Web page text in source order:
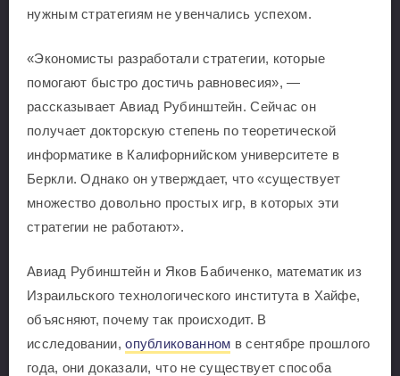
нужным стратегиям не увенчались успехом.
«Экономисты разработали стратегии, которые
помогают быстро достичь равновесия», —
рассказывает Авиад Рубинштейн. Сейчас он
получает докторскую степень по теоретической
информатике в Калифорнийском университете в
Беркли. Однако он утверждает, что «существует
множество довольно простых игр, в которых эти
стратегии не работают».
Авиад Рубинштейн и Яков Бабиченко, математик из
Израильского технологического института в Хайфе,
объясняют, почему так происходит. В
исследовании,опубликованном в сентябре прошлого
года, они доказали, что не существует способа